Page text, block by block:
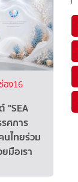
อง16
"SEA
รศการ
นไทยร่วม
มือเรา